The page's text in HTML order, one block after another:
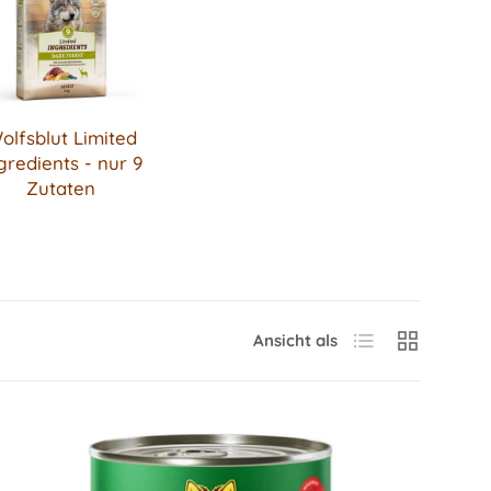
Limited
- nur 9
Zutaten
Ansicht als Produktliste